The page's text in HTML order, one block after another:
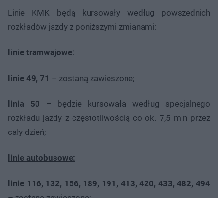
Linie KMK będą kursowały według powszednich
rozkładów jazdy z poniższymi zmianami:
linie tramwajowe:
linie 49, 71 – zostaną zawieszone;
linia 50 – będzie kursowała według specjalnego
rozkładu jazdy z częstotliwością co ok. 7,5 min przez
cały dzień;
linie autobusowe:
linie 116, 132, 156, 189, 191, 413, 420, 433, 482, 494